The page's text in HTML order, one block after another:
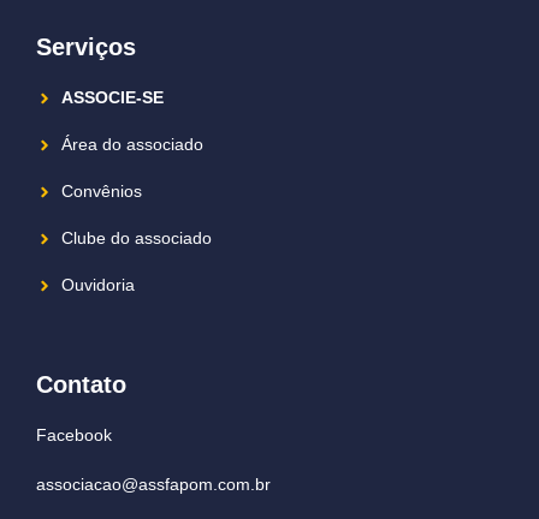
Serviços
ASSOCIE-SE
Área do associado
Convênios
Clube do associado
Ouvidoria
Contato
Facebook
associacao@assfapom.com.br